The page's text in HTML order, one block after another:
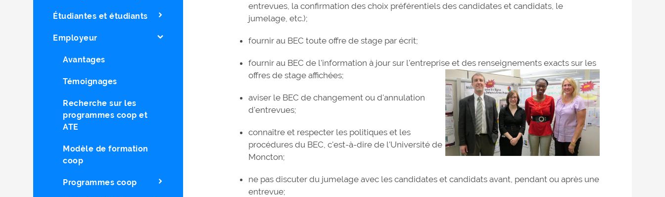
Étudiantes et étudiants
Employeur
Avantages
Témoignages
Recherche sur les
programmes coop et
ATE
Modèle de formation
coop
Programmes coop
entrevues, la confirmation des choix préférentiels des candidates et candidats, le
jumelage, etc.);
fournir au BEC toute offre de stage par écrit;
fournir au BEC de l'information à jour sur l'entreprise et des renseignements exacts sur les
offres de stage affichées;
aviser le BEC de changement ou d'annulation
d'entrevues;
connaître et respecter les politiques et les
procédures du BEC, c'est-à-dire de l'Université de
Moncton;
ne pas discuter du jumelage avec les candidates et candidats avant, pendant ou après une
entrevue;